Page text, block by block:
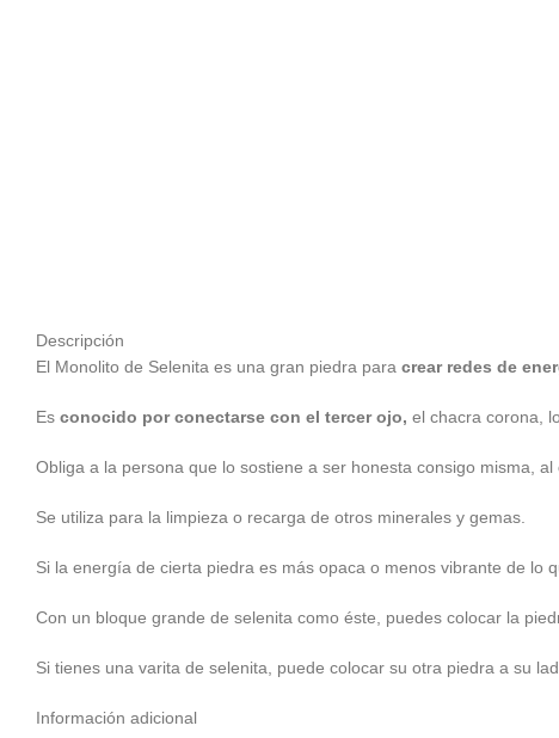
Descripción
El Monolito de Selenita es una gran piedra para crear redes de
Es conocido por conectarse con el tercer ojo, el chacra corona,
Obliga a la persona que lo sostiene a ser honesta consigo misma, al
Se utiliza para la limpieza o recarga de otros minerales y gemas.
Si la energía de cierta piedra es más opaca o menos vibrante de lo
Con un bloque grande de selenita como éste, puedes colocar la
Si tienes una varita de selenita, puede colocar su otra piedra a su
Información adicional